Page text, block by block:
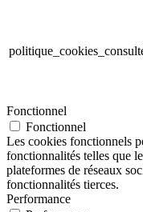
Fonctionnel
Fonctionnel
Les cookies fonctionnels
fonctionnalités telles que
plateformes de réseaux
fonctionnalités tierces.
Performance